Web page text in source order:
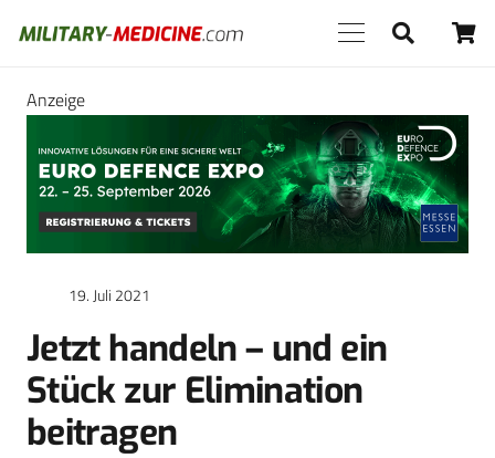
Anzeige
19. Juli 2021
Jetzt handeln – und ein
Stück zur Elimination
beitragen